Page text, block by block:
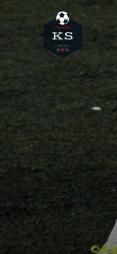
content